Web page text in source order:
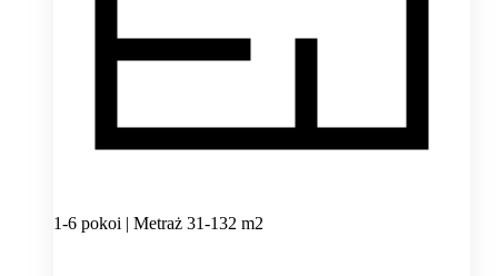
1-6 pokoi | Metraż 31-132 m2